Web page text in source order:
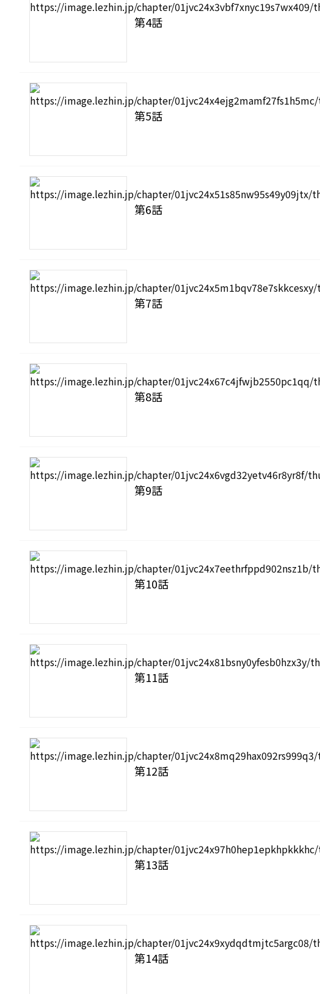
第4話
第5話
第6話
第7話
第8話
第9話
第10話
第11話
第12話
第13話
第14話